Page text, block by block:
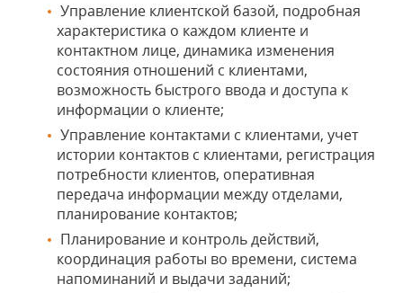
Управление клиентской базой, подробная
характеристика о каждом клиенте и
контактном лице, динамика изменения
состояния отношений с клиентами,
возможность быстрого ввода и доступа к
информации о клиенте;
Управление контактами с клиентами, учет
истории контактов с клиентами, регистрация
потребности клиентов, оперативная
передача информации между отделами,
планирование контактов;
Планирование и контроль действий,
координация работы во времени, система
напоминаний и выдачи заданий;